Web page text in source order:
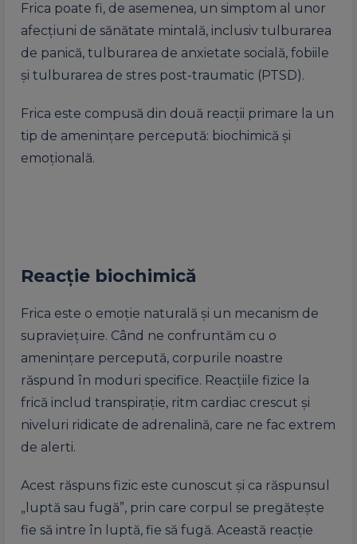
Frica poate fi, de asemenea, un simptom al unor
afecțiuni de sănătate mintală, inclusiv tulburarea
de panică, tulburarea de anxietate socială, fobiile
și tulburarea de stres post-traumatic (PTSD).
Frica este compusă din două reacții primare la un
tip de amenințare percepută: biochimică și
emoțională.
Reacție biochimică
Frica este o emoție naturală și un mecanism de
supraviețuire. Când ne confruntăm cu o
amenințare percepută, corpurile noastre
răspund în moduri specifice. Reacțiile fizice la
frică includ transpirație, ritm cardiac crescut și
niveluri ridicate de adrenalină, care ne fac extrem
de alerti.
Acest răspuns fizic este cunoscut și ca răspunsul
„luptă sau fugă”, prin care corpul se pregătește
fie să intre în luptă, fie să fugă. Această reacție